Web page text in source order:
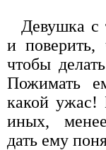
Девушка с
и поверить,
чтобы
Пожимать
какой ужас!
иных,
дать ему